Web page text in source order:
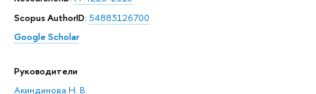
Scopus AuthorID: 54883126700
Google Scholar
Руководители
Акиндинова Н. В.